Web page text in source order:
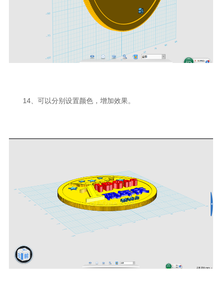
14、可以分别设置颜色，增加效果。